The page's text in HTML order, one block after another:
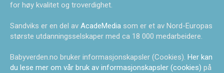
for høy kvalitet og troverdighet.
Sandviks er en del av AcadeMedia som er et av Nord-Europas
største utdanningsselskaper med ca 18 000 medarbeidere.
Babyverden.no bruker informasjonskapsler (Cookies). Her kan
du lese mer om vår bruk av informasjonskapsler (cookies) på